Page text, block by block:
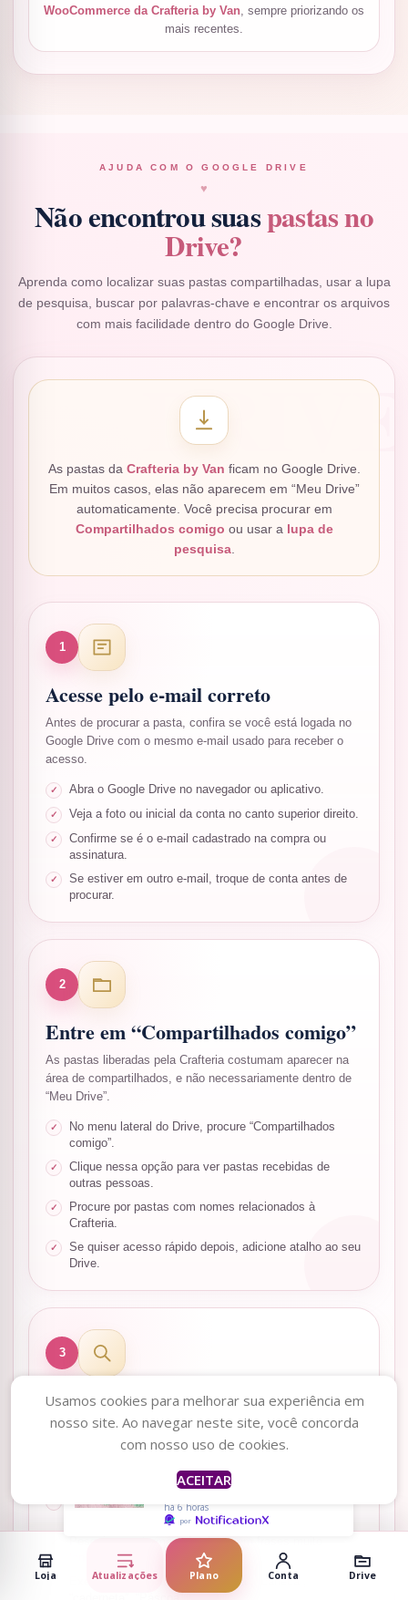
WooCommerce da Crafteria by Van , sempre priorizando os
mais recentes.
AJUDA COM O GOOGLE DRIVE
♥
Não encontrou suaspastas no
Drive?
Aprenda como localizar suas pastas compartilhadas, usar a lupa
de pesquisa, buscar por palavras-chave e encontrar os arquivos
com mais facilidade dentro do Google Drive.
As pastas da Crafteria by Van ficam no Google Drive.
Em muitos casos, elas não aparecem em “Meu Drive”
automaticamente. Você precisa procurar em
Compartilhados comigo ou usar a
lupa de
pesquisa.
1
Acesse pelo e-mail correto
Antes de procurar a pasta, confira se você está logada no
Google Drive com o mesmo e-mail usado para receber o
acesso.
Abra o Google Drive no navegador ou aplicativo.
Veja a foto ou inicial da conta no canto superior direito.
Confirme se é o e-mail cadastrado na compra ou
assinatura.
Se estiver em outro e-mail, troque de conta antes de
procurar.
2
Entre em “Compartilhados comigo”
As pastas liberadas pela Crafteria costumam aparecer na
área de compartilhados, e não necessariamente dentro de
“Meu Drive”.
No menu lateral do Drive, procure “Compartilhados
comigo”.
Clique nessa opção para ver pastas recebidas de
outras pessoas.
Procure por pastas com nomes relacionados à
Crafteria.
Se quiser acesso rápido depois, adicione atalho ao seu
Drive.
3
Use a lupa para pesquisar
A lupa é a melhor forma de encontrar arquivos quando você
não lembra em qual pasta eles estão.
Clique na barra de pesquisa no topo do Google Drive.
Digite uma palavra do produto, tema, data ou
Pesquise por termos simples, sem frases muito
Exemplo: “Dia dos Pais”, “agenda”, “caneca”,
Usamos cookies para melhorar sua experiência em
nosso site. Ao navegar neste site, você concorda
com nosso uso de cookies.
ACEITAR
Loja Atualizações Plano Conta Drive
Caroline acabou de
comprar
Tudo Posso Naquele
Que Me Fortalece
há 6 horas
por